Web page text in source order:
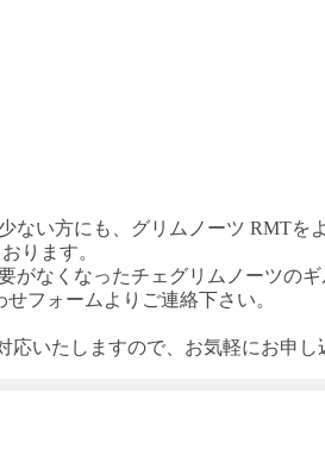
ない方にも、 グリムノーツ RMTを
ります。
がなくなったチェグリムノーツのギ
フォームよりご連絡下さい。
いたしますので、お気軽にお申し